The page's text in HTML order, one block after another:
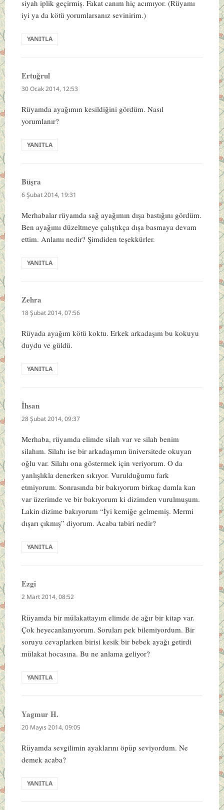
siyah iplik geçirmiş. Fakat canım hiç acımıyor. (Rüyamı
iyi ya da kötü yorumlarsanız sevinirim.)
YANITLA
Ertuğrul
ki:
30 Ocak 2014, 12:53
Rüyamda ayağımın kesildiğini gördüm. Nasıl
yorumlanır?
YANITLA
Büşra
ki:
6 Şubat 2014, 19:31
Merhabalar rüyamda sağ ayağımın dışa bastığını gördüm.
Ben ayağımı düzeltmeye çalıştıkça dışa basmaya devam
ettim. Anlamı nedir? Şimdiden teşekkürler.
YANITLA
Zehra
ki:
18 Şubat 2014, 07:56
Rüyada ayağım kötü koktu. Erkek arkadaşım bu kokuyu
duydu ve güldü.
YANITLA
İhsandedi
ki:
28 Şubat 2014, 09:37
Merhaba, rüyamda elimde silah var ve silah benim
silahım. Silahı ise bir arkadaşımın üniversitede okuyan
oğlu var. Silahı ona göstermek için veriyorum. O da
yanlışlıkla denerken sıkıyor. Vurulduğumu fark
etmiyorum. Sonrasında bir bakıyorum birkaç damla kan
var üzerimde ve bir bakıyorum ki dizimden vurulmuşum.
Lakin dizime bakıyorum “İyi kemiğe gelmemiş. Mermi
dışarı çıkmış” diyorum. Acaba tabiri nedir?
YANITLA
Ezgidedi
ki:
2 Mart 2014, 08:52
Rüyamda bir mülakattayım elimde de ağır bir kitap var.
Çok heyecanlanıyorum. Soruları pek bilemiyordum. Bir
soruyu cevaplarken birisi kesik bir bebek ayağı getirdi
mülakat hocasına. Bu ne anlama geliyor?
YANITLA
Yagmur H.
ki:
20 Mayıs 2014, 09:05
Rüyamda sevgilimin ayaklarını öpüp seviyordum. Ne
demek acaba?
YANITLA